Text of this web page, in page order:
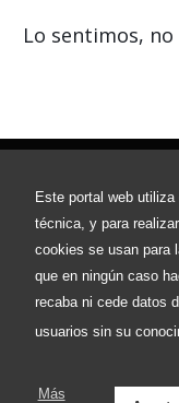
Este portal web
técnica, y para
cookies se usan para
que en ningún caso
recaba ni cede datos
usuarios sin su
Más
Lo sentimos,
Política de envíos